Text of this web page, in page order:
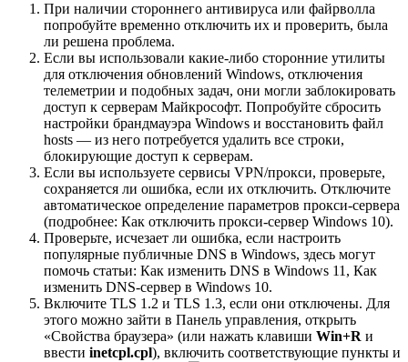
При наличии стороннего антивируса или файрволла
попробуйте временно отключить их и проверить, была
ли решена проблема.
Если вы использовали какие-либо сторонние утилиты
для отключения обновлений Windows, отключения
телеметрии и подобных задач, они могли заблокировать
доступ к серверам Майкрософт. Попробуйте сбросить
настройки брандмауэра Windows и восстановить файл
hosts — из него потребуется удалить все строки,
блокирующие доступ к серверам.
Если вы используете сервисы VPN/прокси, проверьте,
сохраняется ли ошибка, если их отключить. Отключите
автоматическое определение параметров прокси-сервера
(подробнее: Как отключить прокси-сервер Windows 10).
Проверьте, исчезает ли ошибка, если настроить
популярные публичные DNS в Windows, здесь могут
помочь статьи: Как изменить DNS в Windows 11, Как
изменить DNS-сервер в Windows 10.
Включите TLS 1.2 и TLS 1.3, если они отключены. Для
этого можно зайти в Панель управления, открыть
«Свойства браузера» (или нажать клавиши Win+R и
ввести inetcpl.cpl), включить соответствующие пункты и